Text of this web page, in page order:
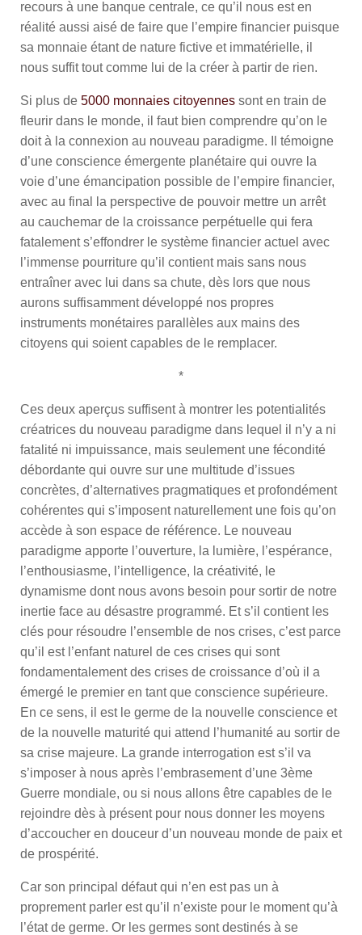
recours à une banque centrale, ce qu’il nous est en
réalité aussi aisé de faire que l’empire financier puisque
sa monnaie étant de nature fictive et immatérielle, il
nous suffit tout comme lui de la créer à partir de rien.
Si plus de 5000 monnaies citoyennes sont en train de
fleurir dans le monde, il faut bien comprendre qu’on le
doit à la connexion au nouveau paradigme. Il témoigne
d’une conscience émergente planétaire qui ouvre la
voie d’une émancipation possible de l’empire financier,
avec au final la perspective de pouvoir mettre un arrêt
au cauchemar de la croissance perpétuelle qui fera
fatalement s’effondrer le système financier actuel avec
l’immense pourriture qu’il contient mais sans nous
entraîner avec lui dans sa chute, dès lors que nous
aurons suffisamment développé nos propres
instruments monétaires parallèles aux mains des
citoyens qui soient capables de le remplacer.
*
Ces deux aperçus suffisent à montrer les potentialités
créatrices du nouveau paradigme dans lequel il n’y a ni
fatalité ni impuissance, mais seulement une fécondité
débordante qui ouvre sur une multitude d’issues
concrètes, d’alternatives pragmatiques et profondément
cohérentes qui s’imposent naturellement une fois qu’on
accède à son espace de référence. Le nouveau
paradigme apporte l’ouverture, la lumière, l’espérance,
l’enthousiasme, l’intelligence, la créativité, le
dynamisme dont nous avons besoin pour sortir de notre
inertie face au désastre programmé. Et s’il contient les
clés pour résoudre l’ensemble de nos crises, c’est parce
qu’il est l’enfant naturel de ces crises qui sont
fondamentalement des crises de croissance d’où il a
émergé le premier en tant que conscience supérieure.
En ce sens, il est le germe de la nouvelle conscience et
de la nouvelle maturité qui attend l’humanité au sortir de
sa crise majeure. La grande interrogation est s’il va
s’imposer à nous après l’embrasement d’une 3ème
Guerre mondiale, ou si nous allons être capables de le
rejoindre dès à présent pour nous donner les moyens
d’accoucher en douceur d’un nouveau monde de paix et
de prospérité.
Car son principal défaut qui n’en est pas un à
proprement parler est qu’il n’existe pour le moment qu’à
l’état de germe. Or les germes sont destinés à se